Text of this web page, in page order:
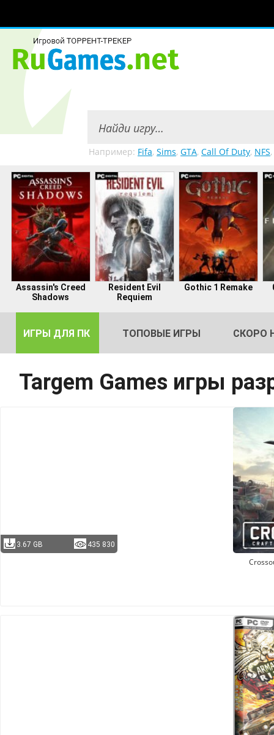
Например: Fifa, Sims, GTA, Call Of Duty, NFS,
Assassin's Creed
Shadows
Resident Evil
Requiem
Gothic 1 Remake
ИГРЫ ДЛЯ ПК ТОПОВЫЕ ИГРЫ СКОРО
Targem Games игры
3.67 GB 435 830